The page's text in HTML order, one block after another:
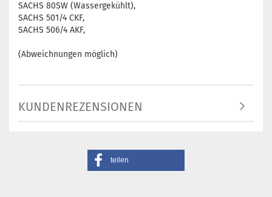
SACHS 80SW (Wassergekühlt),
SACHS 501/4 CKF,
SACHS 506/4 AKF,
(Abweichnungen möglich)
KUNDENREZENSIONEN
teilen